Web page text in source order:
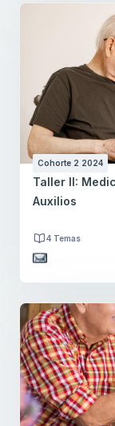
Cohorte 2 2024
Taller II:
Auxilios
4 Temas